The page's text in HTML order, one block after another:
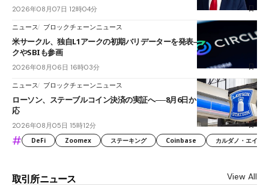
2026年08月07日 12時04分
ニュース ブロックチェーンニュース
米サークル、独自L1アークの初期バリデーターを発表――ブラックロッ
クやSBIも参画
2026年08月06日 16時03分
ニュース ブロックチェーンニュース
ローソン、ステーブルコイン決済の実証へ──8月6日からJPYCやUSDC対
応
2026年08月05日 15時12分
# DeFi Zoomex ステーキング Coinbase カルダノ・エイ
取引所ニュース View All